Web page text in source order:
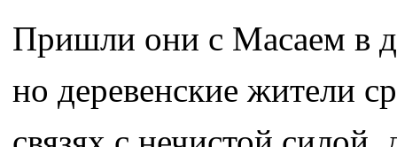
Пришли они с Масаем в
но деревенские жители